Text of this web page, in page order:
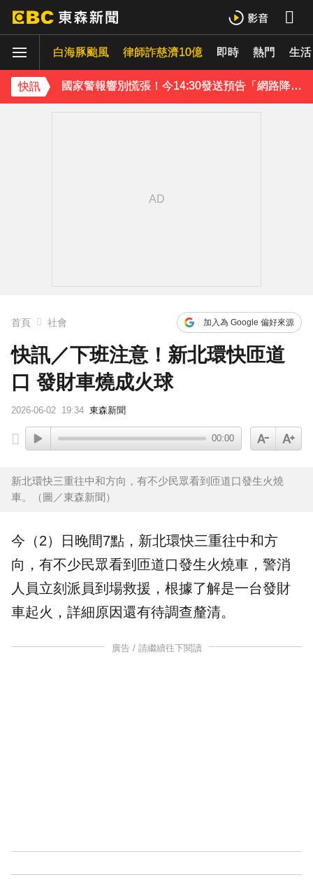
白海豚颱風 律師詐慈濟10億 即時 熱門 生活
快訊
下載東森App，隨時掌握天下大小事！
國家警報響別慌張！今14:30發送預告「網路降速」演習
首頁 社會 加入為 Google 偏好來源
快訊／下班注意！新北環快匝道
口 發財車燒成火球
2026-06-02 19:34 東森新聞
00:00
新北環快三重往中和方向，有不少民眾看到匝道口發生火燒
車。（圖／東森新聞）
今（2）日晚間7點，新北環快三重往中和方
向，有不少民眾看到匝道口發生火燒車 ，警消
人員立刻派員到場救援，根據了解是一台發財
車起火，詳細原因還有待調查釐清。
廣告 / 請繼續往下閱讀